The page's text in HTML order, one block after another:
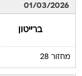
01/03/2026
ברייטון
מחזור 28